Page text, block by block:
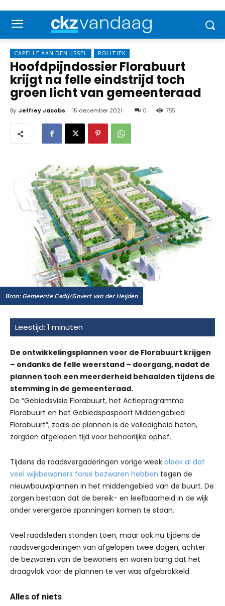
CAPELLE AAN DEN IJSSEL POLITIEK
Hoofdpijndossier Florabuurt
krijgt na felle eindstrijd toch
groen licht van gemeenteraad
By Jeffrey Jacobs 15 december 2021 0 755
Bron: Gemeente CadIJ/Govert van der Heijden
De ontwikkelingsplannen voor de Florabuurt krijgen
– ondanks de felle weerstand – doorgang, nadat de
plannen toch een meerderheid behaalden tijdens de
stemming in de gemeenteraad.
De “Gebiedsvisie Florabuurt, het Actieprogramma
Florabuurt en het Gebiedspaspoort Middengebied
Florabuurt”, zoals de plannen is de volledigheid heten,
zorgden afgelopen tijd voor behoorlijke ophef.
Tijdens de raadsvergaderingen vorige week bleek al dat
veel wijkbewoners forse bezwaren hebben tegen de
nieuwbouwplannen in het middengebied van de buurt. De
zorgen bestaan dat de bereik- en leefbaarheid in de wijk
onder verergerde spanningen komen te staan.
Veel raadsleden stonden toen, maar ook nu tijdens de
raadsvergaderingen van afgelopen twee dagen, achter
de bezwaren van de bewoners en waren bang dat het
draagvlak voor de plannen te ver was afgebrokkeld.
Alles of niets